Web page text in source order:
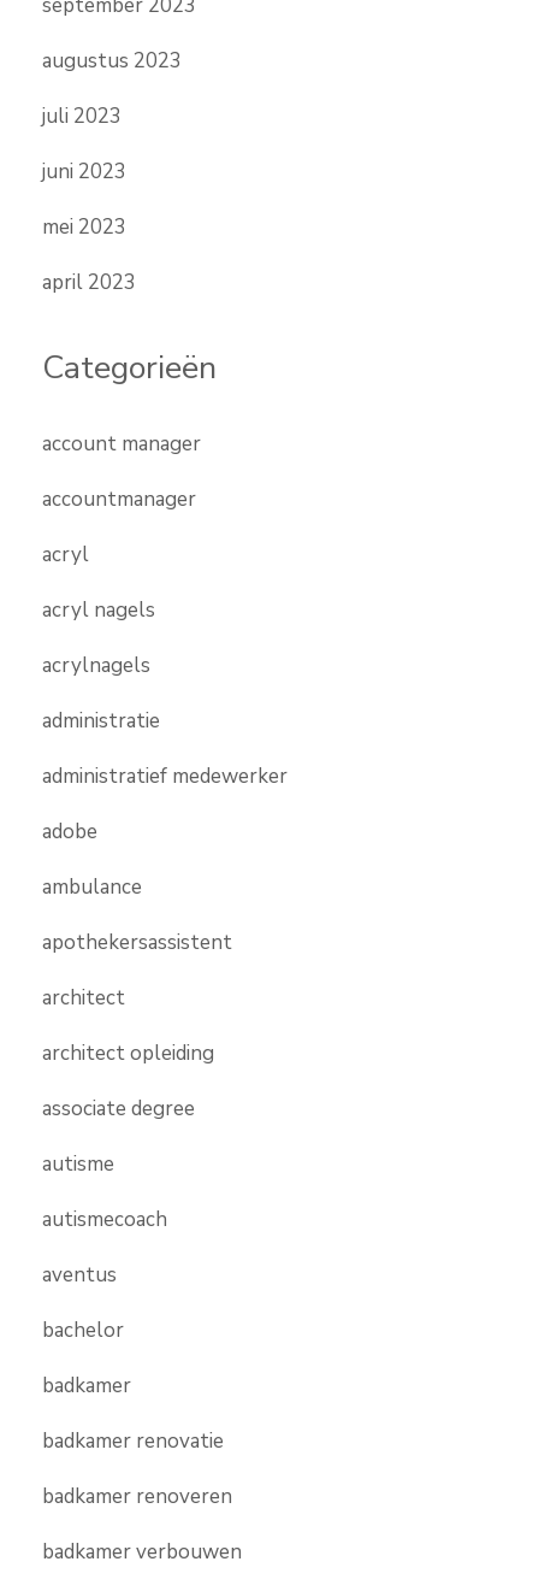
september 2023
augustus 2023
juli 2023
juni 2023
mei 2023
april 2023
Categorieën
account manager
accountmanager
acryl
acryl nagels
acrylnagels
administratie
administratief medewerker
adobe
ambulance
apothekersassistent
architect
architect opleiding
associate degree
autisme
autismecoach
aventus
bachelor
badkamer
badkamer renovatie
badkamer renoveren
badkamer verbouwen